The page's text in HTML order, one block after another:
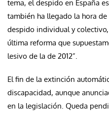
tema, el despido en España
también ha llegado la hora
despido individual y
última reforma que
lesivo de la de 2012”.
El fin de la extinción
discapacidad, aunque
en la legislación. Queda